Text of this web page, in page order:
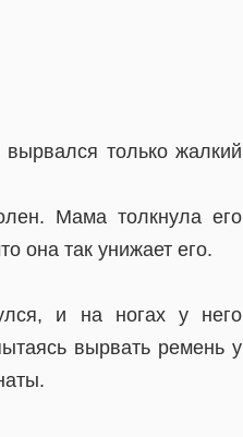
только жалкий
Мама толкнула его
она так унижает его.
и на ногах у него
вырвать ремень у